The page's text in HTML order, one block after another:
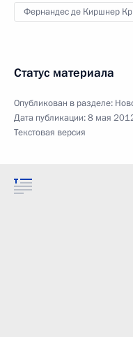
Фернандес де Киршнер
Статус материала
Опубликован в разделе:
Дата публикации:8 мая
Текстовая версия